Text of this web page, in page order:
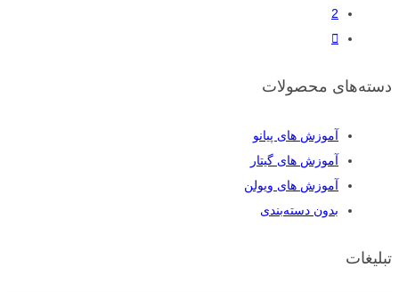
2
دسته‌های محصولات
آموزش های پیانو
آموزش های گیتار
آموزش های ویولن
بدون دسته‌بندی
تبلیغات